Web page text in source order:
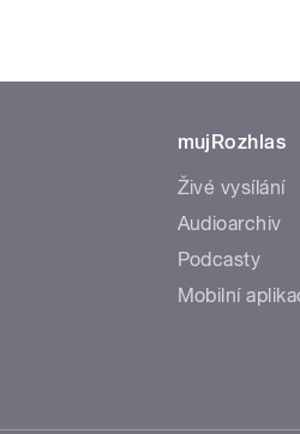
mujRozhlas
Živé vysílání
Audioarchiv
Podcasty
Mobilní